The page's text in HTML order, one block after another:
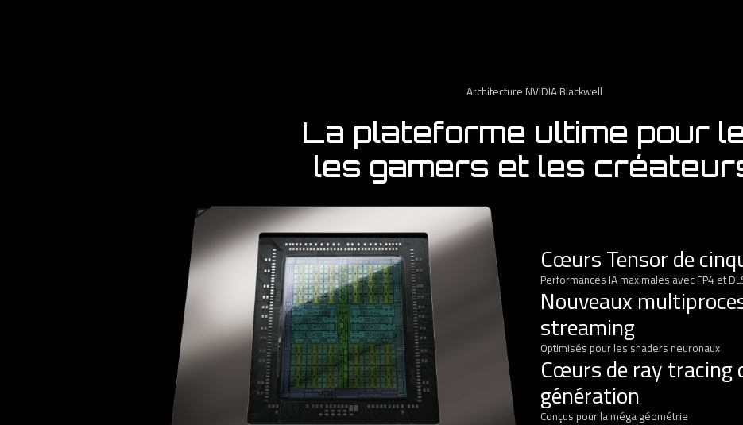
Architecture NVIDIA Blackwell
La plateforme ultime pour
les gamers et les
Cœurs Tensor de
Performances IA maximales avec FP4 et
Nouveaux
streaming
Optimisés pour les shaders neuronaux
Cœurs de ray tracing
génération
Conçus pour la méga géométrie